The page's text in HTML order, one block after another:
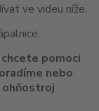
ve videu níže.
pomoci
nebo
ohňostroj